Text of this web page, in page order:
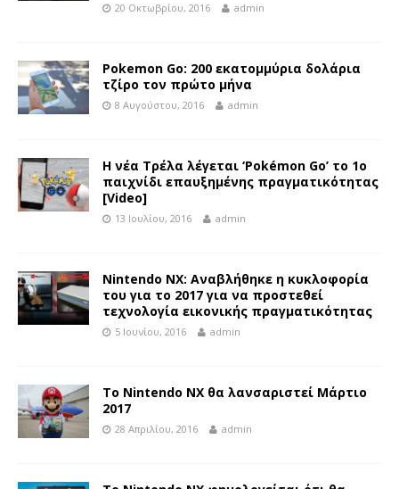
20 Οκτωβρίου, 2016 admin
Pokemon Go: 200 εκατομμύρια δολάρια
τζίρο τον πρώτο μήνα
8 Αυγούστου, 2016 admin
Η νέα Τρέλα λέγεται ‘Pokémon Go’ το 1ο
παιχνίδι επαυξημένης πραγματικότητας
[Video]
13 Ιουλίου, 2016 admin
Nintendo NX: Αναβλήθηκε η κυκλοφορία
του για το 2017 για να προστεθεί
τεχνολογία εικονικής πραγματικότητας
5 Ιουνίου, 2016 admin
Το Nintendo NX θα λανσαριστεί Μάρτιο
2017
28 Απριλίου, 2016 admin